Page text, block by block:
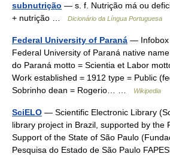
subnutrição — s. f. Nutrição má ou
+ nutrição …
Dicionário da Língua Portuguesa
Federal University of Paraná — Infobox
Federal University of Paraná native
do Paraná motto = Scientia et Labor
Work established = 1912 type = Public
Sobrinho dean = Rogerio… …
Wikipedia
SciELO — Scientific Electronic Library
library project in Brazil, supported by the
Support of the State of São Paulo
Pesquisa do Estado de São Paulo